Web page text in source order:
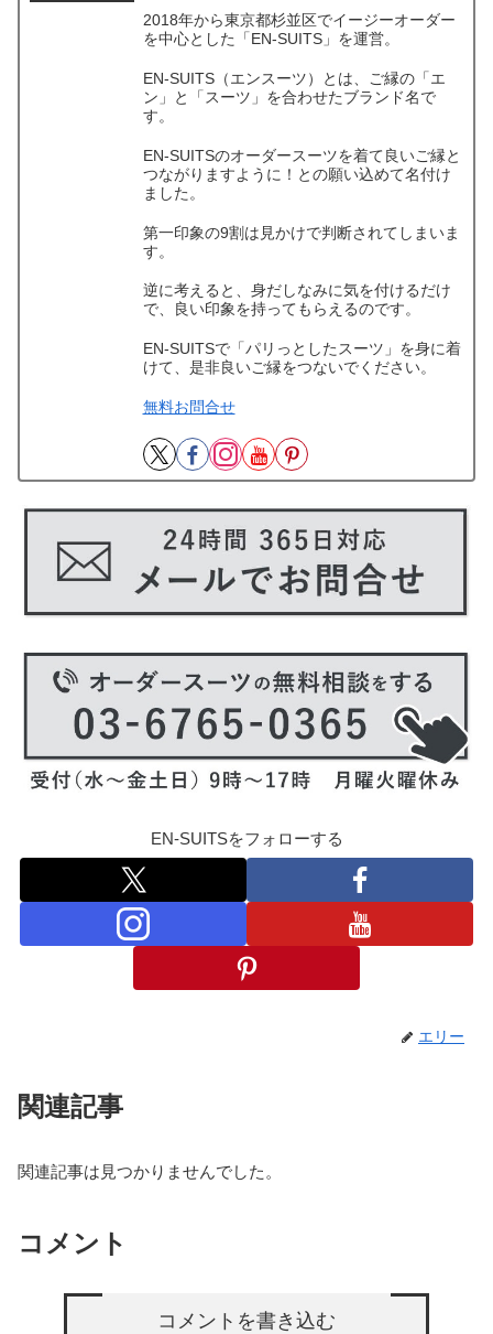
2018年から東京都杉並区でイージーオーダー
を中心とした「EN-SUITS」を運営。
EN-SUITS（エンスーツ）とは、ご縁の「エ
ン」と「スーツ」を合わせたブランド名で
す。
EN-SUITSのオーダースーツを着て良いご縁と
つながりますように！との願い込めて名付け
ました。
第一印象の9割は見かけで判断されてしまいま
す。
逆に考えると、身だしなみに気を付けるだけ
で、良い印象を持ってもらえるのです。
EN-SUITSで「パリっとしたスーツ」を身に着
けて、是非良いご縁をつないでください。
無料お問合せ
EN-SUITSをフォローする
エリー
関連記事
関連記事は見つかりませんでした。
コメント
コメントを書き込む